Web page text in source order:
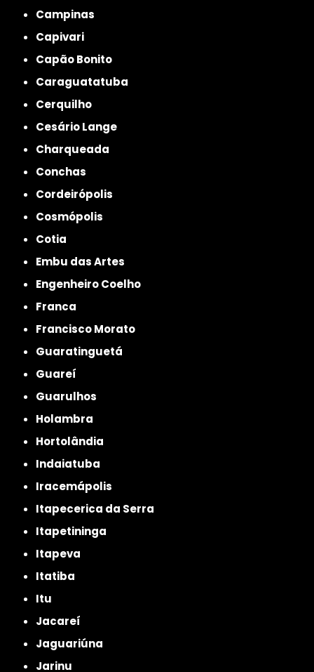
Campinas
Capivari
Capão Bonito
Caraguatatuba
Cerquilho
Cesário Lange
Charqueada
Conchas
Cordeirópolis
Cosmópolis
Cotia
Embu das Artes
Engenheiro Coelho
Franca
Francisco Morato
Guaratinguetá
Guareí
Guarulhos
Holambra
Hortolândia
Indaiatuba
Iracemápolis
Itapecerica da Serra
Itapetininga
Itapeva
Itatiba
Itu
Jacareí
Jaguariúna
Jarinu